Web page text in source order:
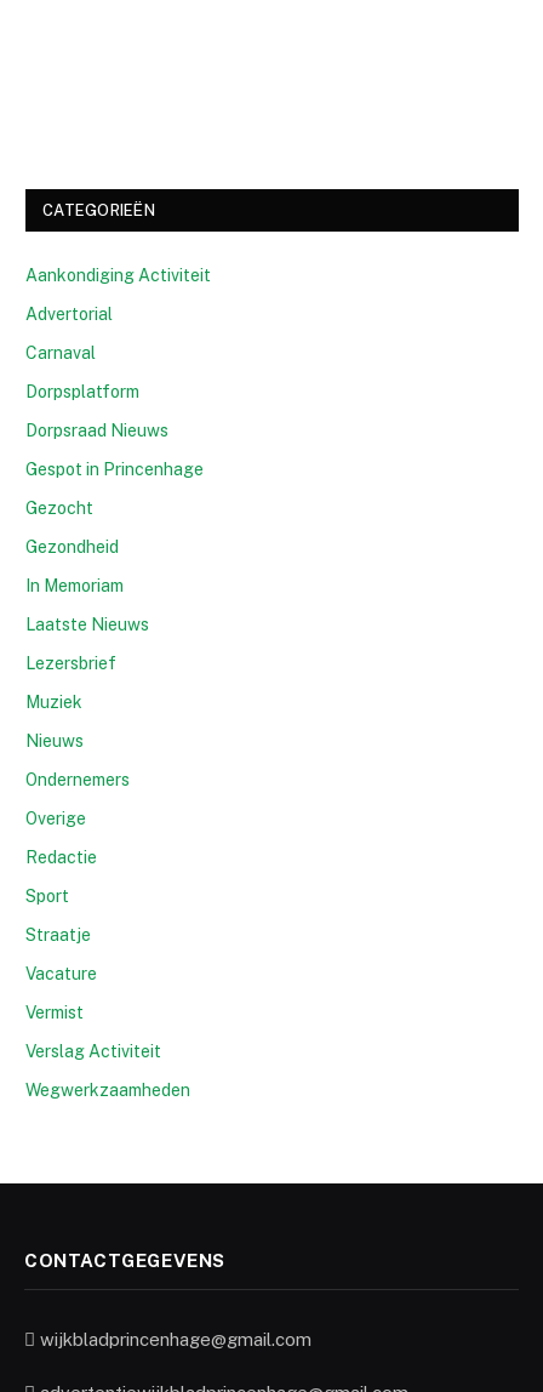
CATEGORIEËN
Aankondiging Activiteit
Advertorial
Carnaval
Dorpsplatform
Dorpsraad Nieuws
Gespot in Princenhage
Gezocht
Gezondheid
In Memoriam
Laatste Nieuws
Lezersbrief
Muziek
Nieuws
Ondernemers
Overige
Redactie
Sport
Straatje
Vacature
Vermist
Verslag Activiteit
Wegwerkzaamheden
CONTACTGEGEVENS
wijkbladprincenhage@gmail.com